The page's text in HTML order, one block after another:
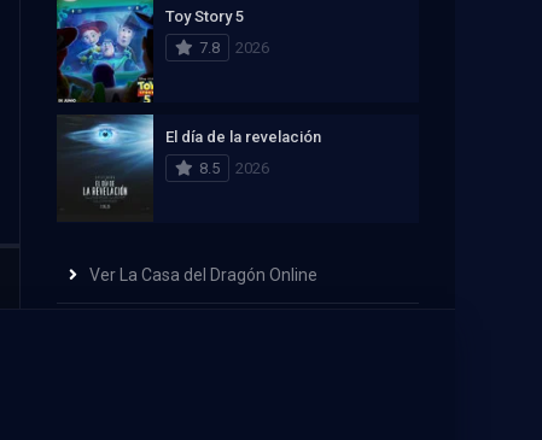
Toy Story 5
7.8
2026
El día de la revelación
8.5
2026
Ver La Casa del Dragón Online